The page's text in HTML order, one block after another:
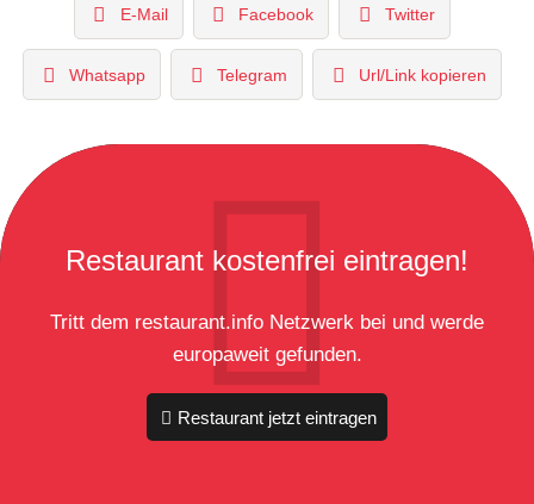
E-Mail Facebook Twitter
Whatsapp Telegram Url/Link kopieren
Restaurant kostenfrei eintragen!
Tritt dem restaurant.info Netzwerk bei und werde
europaweit gefunden.
Restaurant jetzt eintragen